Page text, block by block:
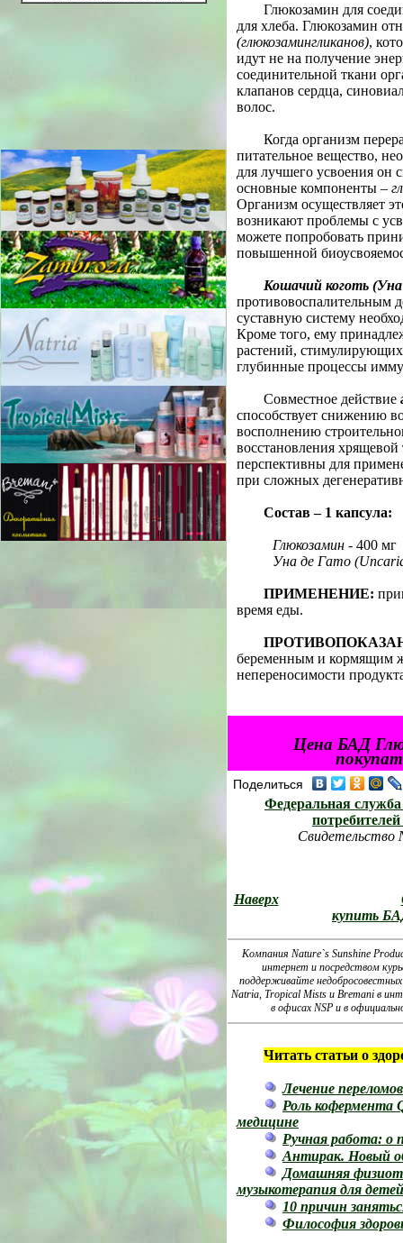
Глюкозамин для
для хлеба. Глюкозамин
(глюкозамингликанов),
идут не на получение
соединительной ткани
клапанов сердца,
волос.
Когда организм
питательное вещество,
для лучшего усвоения он
основные компоненты –
Организм осуществляет
возникают проблемы с
можете попробовать
повышенной
Кошачий коготь
противовоспалительным
суставную систему
Кроме того, ему
растений,
глубинные процессы
Совместное действие
способствует снижению
восполнению
восстановления
перспективны для
при сложных
Состав – 1 капсула:
Глюкозамин - 400 мг
Уна де Гато
ПРИМЕНЕНИЕ:
время еды.
беременным и кормящим
непереносимости
Цена БАД
Поделиться
Федеральная
Свидетельство
Наверх
купить
Компания Nature`s Sunshine
интернет и посредством
поддерживайте
Natria, Tropical Mists и Bremani в
в офисах NSP и в
Читать статьи о
Лечение
Роль кофермента
медицине
Ручная работа: о
Антирак. Новый
Домашняя
музыкотерапия для детей
10 причин
Философия